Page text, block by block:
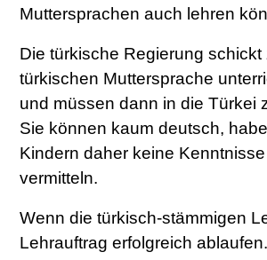
Muttersprachen auch lehren
Die türkische Regierung
türkischen Muttersprache
und müssen dann in die Türkei
Sie können kaum deutsch,
Kindern daher keine
vermitteln.
Wenn die türkisch-stämmigen
Lehrauftrag erfolgreich ablaufen.